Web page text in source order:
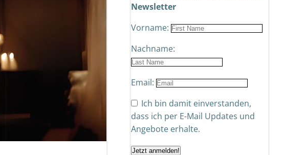
Newsletter
Vorname:
Nachname:
Email:
Ich bin damit einverstanden,
dass ich per E-Mail Updates und
Angebote erhalte.
Jetzt anmelden!